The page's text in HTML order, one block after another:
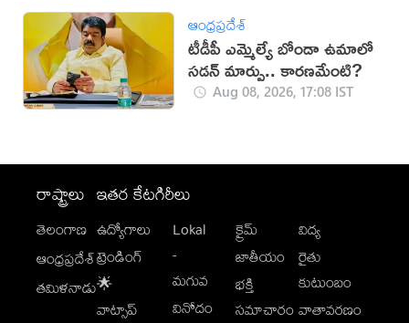
ఆంధ్రప్రదేశ్
టీడీపీ ఎమ్మెల్యే బోండా ఉమాలో
సడన్‌ మార్పు.. కారణమేంటి?
Aug 08, 2026, 17:08 IST
రాష్ట్రాలు
తెలంగాణ
ఆంధ్రప్రదేశ్
తమిళనాడు
ఇతర కేటగిరీలు
ఉద్యోగాలు
ట్రెండింగ్
🌟
వాట్సాప్
Lokal
-
మగువ
వినోదం
క్రైమ్
జాతీయం
భక్తి
సమాచారం
విద్య
రైతు
కుటుంబం
వాతావరణం